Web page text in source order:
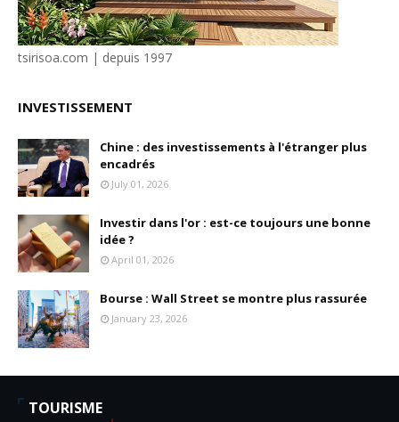
tsirisoa.com | depuis 1997
INVESTISSEMENT
Chine : des investissements à l'étranger plus
encadrés
July 01, 2026
Investir dans l'or : est-ce toujours une bonne
idée ?
April 01, 2026
Bourse : Wall Street se montre plus rassurée
January 23, 2026
TOURISME